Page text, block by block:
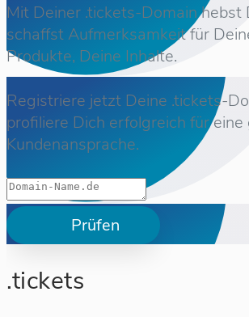
Mit Deiner .tickets-Domain hebst
schaffst Aufmerksamkeit für
Produkte, Deine Inhalte.
Registriere jetzt Deine .tickets-
profiliere Dich erfolgreich für eine
Kundenansprache.
Prüfen
.tickets